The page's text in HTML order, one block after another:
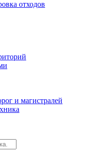
отходов
и магистралей